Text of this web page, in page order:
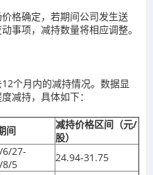
格确定，若期间公司发生送
事项，减持数量将相应调整。
个月内的减持情况。数据显
减持，具体如下：
间
减持价格区间（元/
股）
27-
8/5
24.94-31.75